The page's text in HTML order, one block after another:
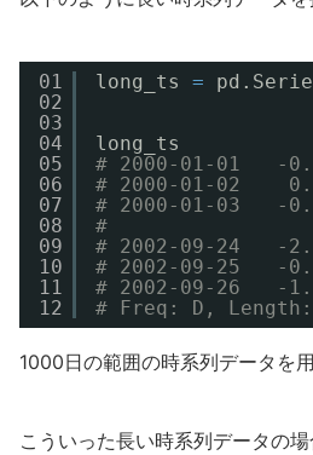
01
02
03
04
05
06
07
08
09
10
11
12
long_ts =
long_ts
# 2000-01-01   -
# 2000-01-02
# 2000-01-03   -
#
# 2002-09-24   -
# 2002-09-25   -
# 2002-09-26   -
# Freq: D,
1000日の範囲の時系列データを用
こういった長い時系列データの